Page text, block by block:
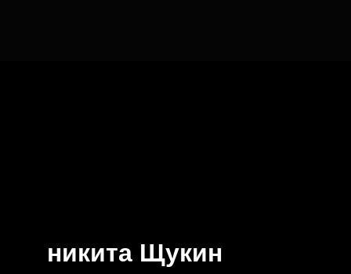
никита Щукин